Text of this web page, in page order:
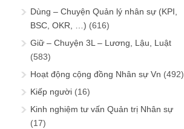
Dùng – Chuyện Quản lý nhân sự (KPI,
BSC, OKR, …) (616)
Giữ – Chuyện 3L – Lương, Lậu, Luật
(583)
Hoạt động cộng đồng Nhân sự Vn (492)
Kiếp người (16)
Kinh nghiệm tư vấn Quản trị Nhân sự
(17)